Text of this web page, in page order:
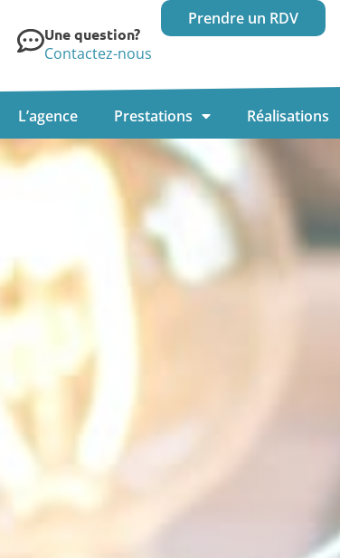
Une question?
Contactez-nous
Prendre un RDV
L’agence Prestations Réalisations